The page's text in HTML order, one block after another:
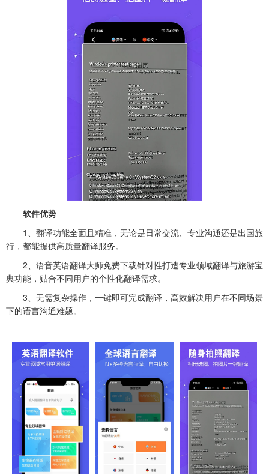
软件优势
1、翻译功能全面且精准，无论是日常交流、专业沟通还是出国旅
行，都能提供高质量翻译服务。
2、语音英语翻译大师免费下载针对性打造专业领域翻译与旅游宝
典功能，贴合不同用户的个性化翻译需求。
3、无需复杂操作，一键即可完成翻译，高效解决用户在不同场景
下的语言沟通难题。